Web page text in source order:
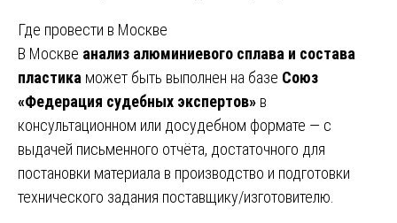
Где провести в Москве
В Москве анализ алюминиевого сплава и состава
пластика может быть выполнен на базе Союз
«Федерация судебных экспертов» в
консультационном или досудебном формате — с
выдачей письменного отчёта, достаточного для
постановки материала в производство и подготовки
технического задания поставщику/изготовителю.